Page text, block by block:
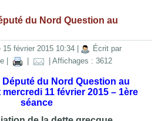
du Nord Question au
15 février 2015 10:34
Écrit par
| Affichages : 3612
Député du Nord Question au
11 février 2015 – 1ère
séance